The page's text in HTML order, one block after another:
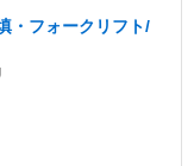
・フォークリフト/